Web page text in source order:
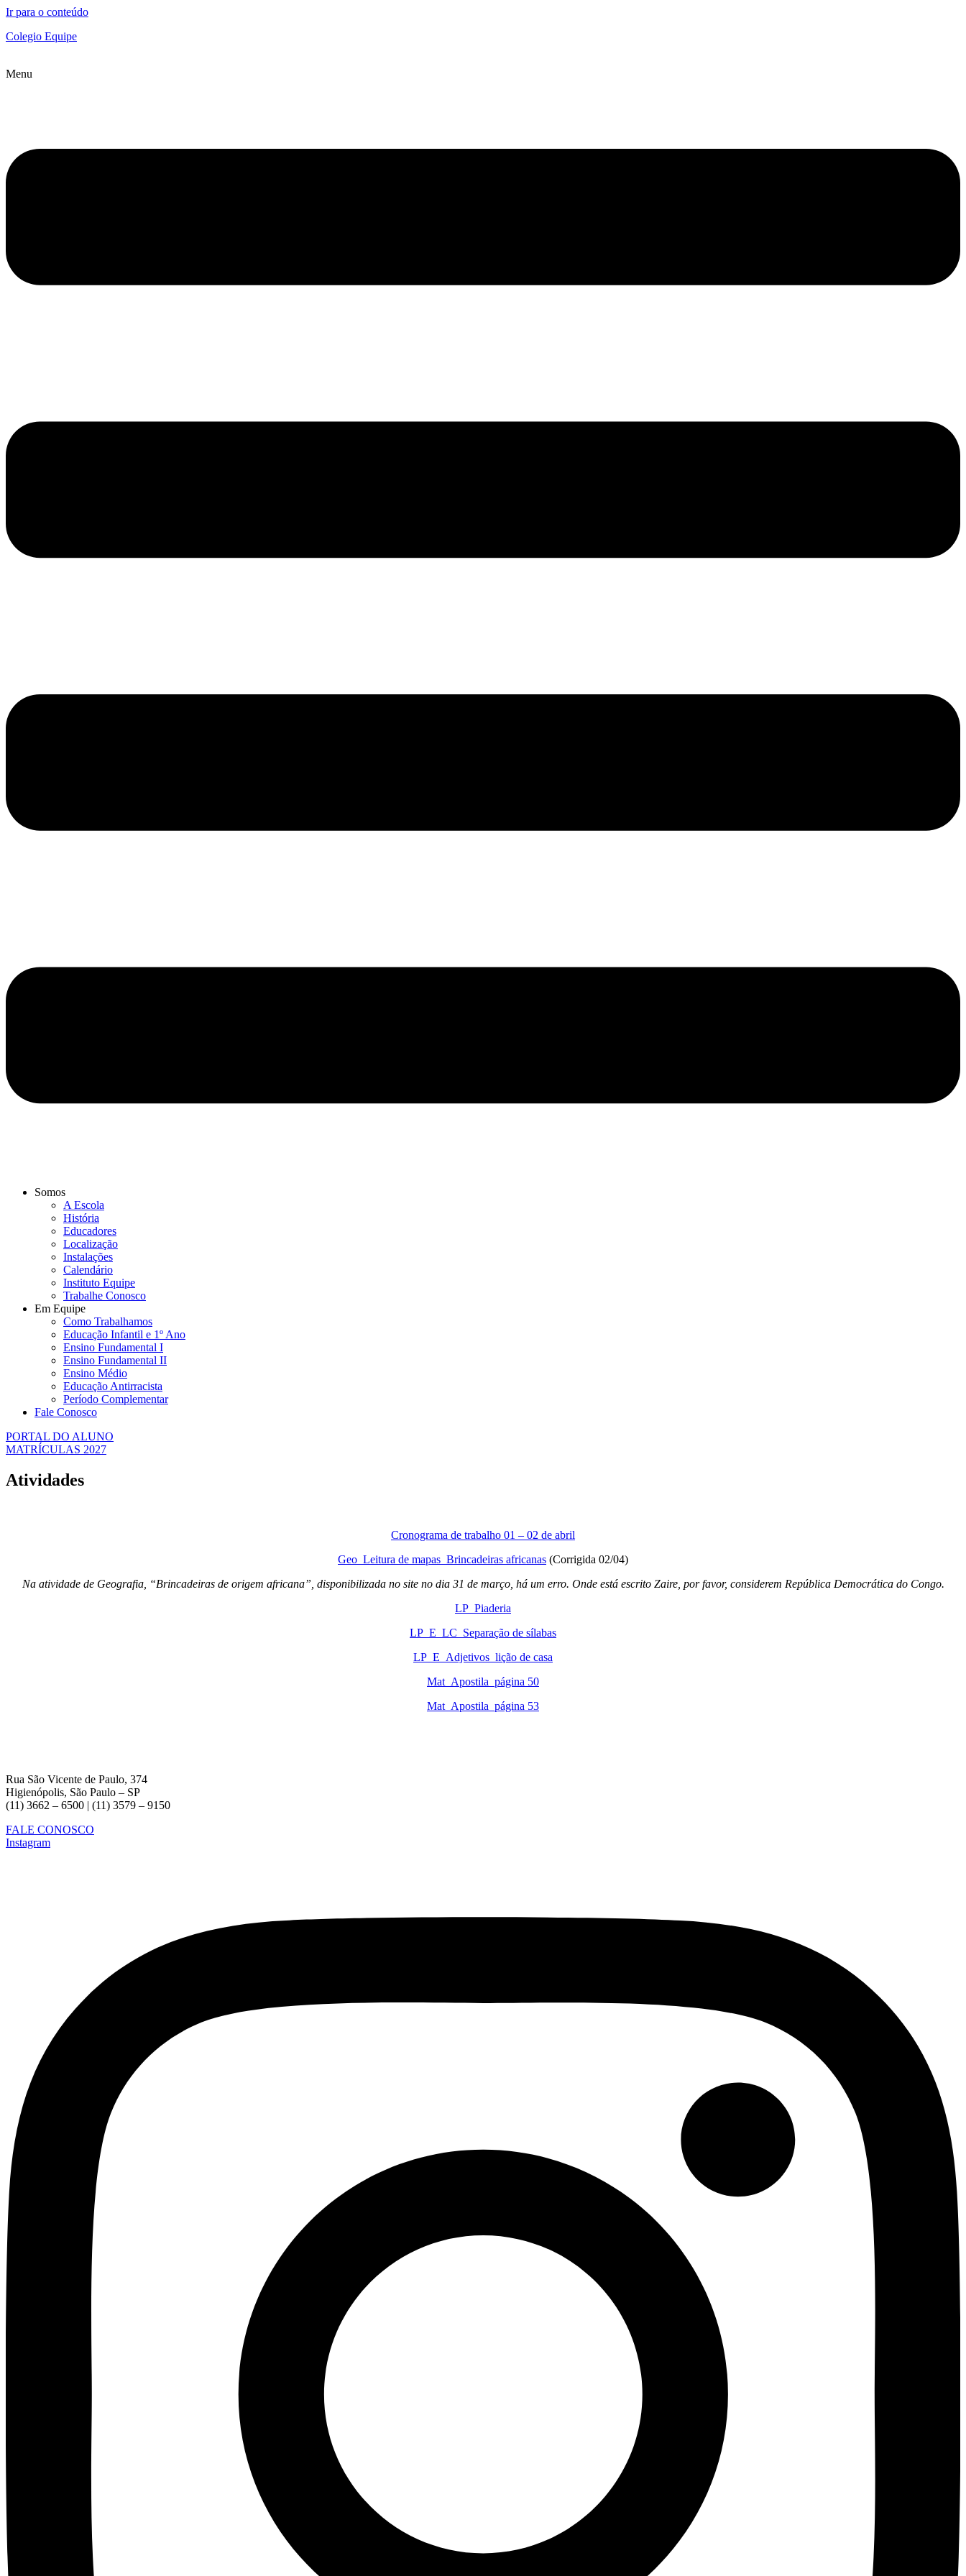
Ir para o conteúdo
Colegio Equipe
Menu
Somos
A Escola
História
Educadores
Localização
Instalações
Calendário
Instituto Equipe
Trabalhe Conosco
Em Equipe
Como Trabalhamos
Educação Infantil e 1º Ano
Ensino Fundamental I
Ensino Fundamental II
Ensino Médio
Educação Antirracista
Período Complementar
Fale Conosco
PORTAL DO ALUNO
MATRÍCULAS 2027
Atividades
Cronograma de trabalho 01 – 02 de abril
Geo_Leitura de mapas_Brincadeiras africanas (Corrigida 02/04)
Na atividade de Geografia, “Brincadeiras de origem africana”, disponibilizada no site no dia 31 de março, há um erro. Onde está escrito Zaire, por favor, considerem República Democrática do Congo.
LP_Piaderia
LP_E_LC_Separação de sílabas
LP_E_Adjetivos_lição de casa
Mat_Apostila_página 50
Mat_Apostila_página 53
Rua São Vicente de Paulo, 374
Higienópolis, São Paulo – SP
(11) 3662 – 6500 | (11) 3579 – 9150
FALE CONOSCO
Instagram